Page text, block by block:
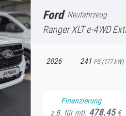
Ford Neufahrzeug
RangerXLT e-4WD
2026 241 PS (177kW)
Finanzierung
z.B. für mtl. 478,45€